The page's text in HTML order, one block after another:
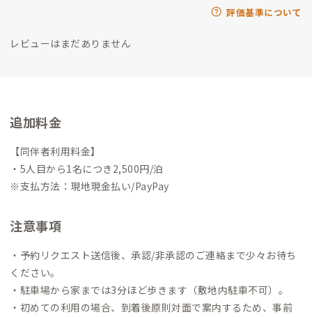
評価基準について
レビューはまだありません
追加料金
【同伴者利用料金】
・5人目から1名につき2,500円/泊
※支払方法：現地現金払い/PayPay
注意事項
・予約リクエスト送信後、承認/非承認のご連絡まで少々お待ち
ください。
・駐車場から家までは3分ほど歩きます（敷地内駐車不可）。
・初めての利用の場合、到着後原則対面で案内するため、事前